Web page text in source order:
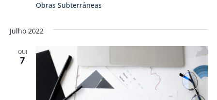
Obras Subterrâneas
Julho 2022
QUI
7